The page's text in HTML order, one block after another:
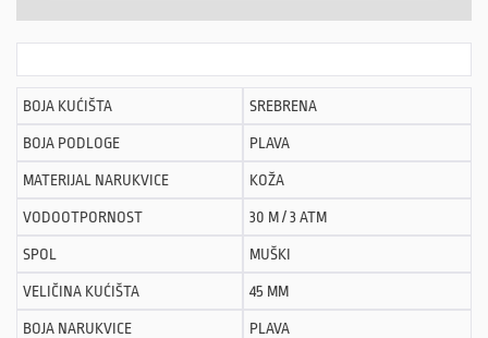
BOJA KUĆIŠTA SREBRENA
BOJA PODLOGE PLAVA
MATERIJAL NARUKVICE KOŽA
VODOOTPORNOST 30 M / 3 ATM
SPOL MUŠKI
VELIČINA KUĆIŠTA 45 MM
BOJA NARUKVICE PLAVA